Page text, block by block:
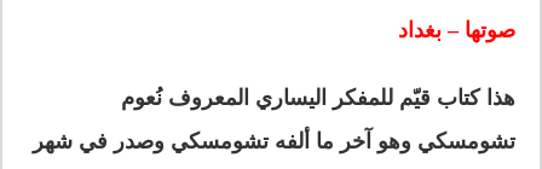
صوتها – بغداد
هذا كتاب قيّم للمفكر اليساري المعروف نُعوم
تشومسكي وهو آخر ما ألفه تشومسكي وصدر في شهر